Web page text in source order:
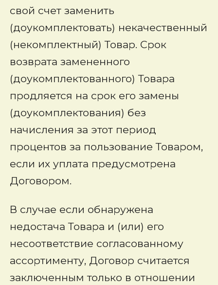
свой счет заменить
(доукомплектовать) некачественный
(некомплектный) Товар. Срок
возврата замененного
(доукомплектованного) Товара
продляется на срок его замены
(доукомплектования) без
начисления за этот период
процентов за пользование Товаром,
если их уплата предусмотрена
Договором.
В случае если обнаружена
недостача Товара и (или) его
несоответствие согласованному
ассортименту, Договор считается
заключенным только в отношении